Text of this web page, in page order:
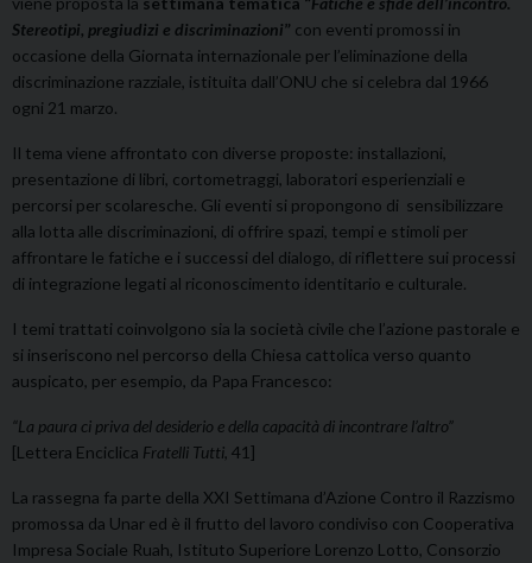
Stereotipi, pregiudizi e discriminazioni” con eventi promossi in
occasione della Giornata internazionale per l’eliminazione della
discriminazione razziale, istituita dall’ONU che si celebra dal 1966
ogni 21 marzo.
Il tema viene affrontato con diverse proposte: installazioni,
presentazione di libri, cortometraggi, laboratori esperienziali e
percorsi per scolaresche. Gli eventi si propongono di sensibilizzare
alla lotta alle discriminazioni, di offrire spazi, tempi e stimoli per
affrontare le fatiche e i successi del dialogo, di riflettere sui processi
di integrazione legati al riconoscimento identitario e culturale.
I temi trattati coinvolgono sia la società civile che l’azione pastorale e
si inseriscono nel percorso della Chiesa cattolica verso quanto
auspicato, per esempio, da Papa Francesco:
“La paura ci priva del desiderio e della capacità di incontrare l’altro”
[Lettera Enciclica Fratelli Tutti , 41]
La rassegna fa parte della XXI Settimana d’Azione Contro il Razzismo
promossa da Unar ed è il frutto del lavoro condiviso con Cooperativa
Impresa Sociale Ruah, Istituto Superiore Lorenzo Lotto, Consorzio